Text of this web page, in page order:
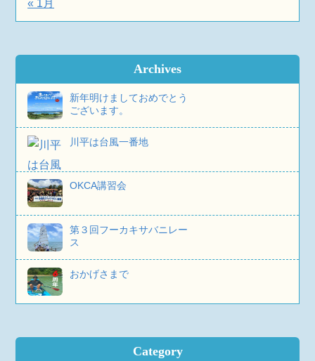
« 1月
Archives
新年明けましておめでとう
ございます。
川平は台風一番地
OKCA講習会
第３回フーカキサバニレー
ス
おかげさまで
Category